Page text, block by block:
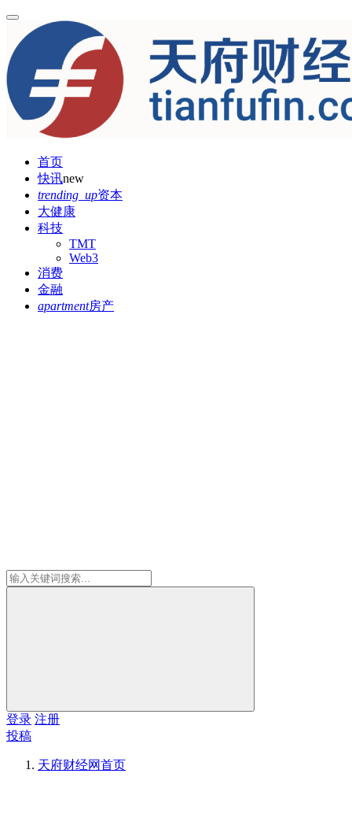
首页
快讯new
trending_up资本
大健康
科技
TMT
Web3
消费
金融
apartment房产
登录 注册
投稿
天府财经网首页